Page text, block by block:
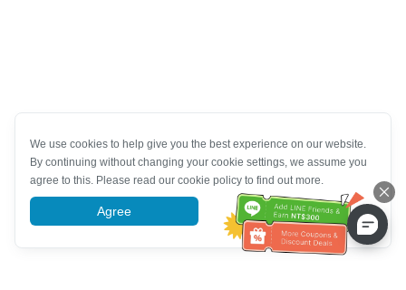
We use cookies to help give you the best experience on our website.
By continuing without changing your cookie settings, we assume you
agree to this. Please read our cookie policy to find out more.
Agree More information